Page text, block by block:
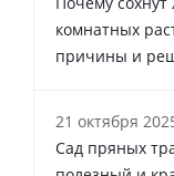
комнатных
причины и
21 октября
Сад пряных